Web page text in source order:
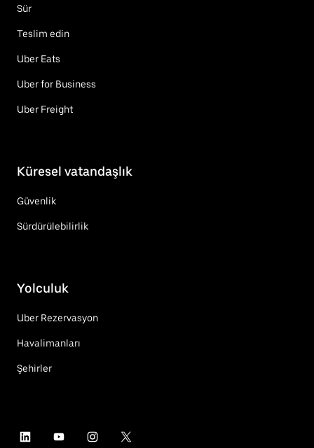
Sür
Teslim edin
Uber Eats
Uber for Business
Uber Freight
Küresel vatandaşlık
Güvenlik
Sürdürülebilirlik
Yolculuk
Uber Rezervasyon
Havalimanları
Şehirler